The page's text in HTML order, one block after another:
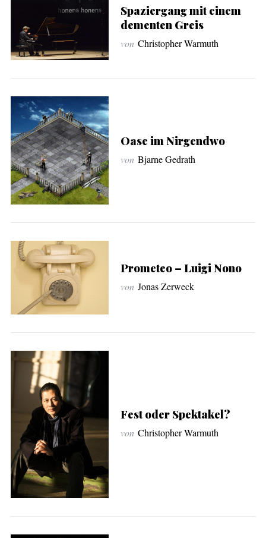
Spaziergang mit einem
dementen Greis
von Christopher Warmuth
Oase im Nirgendwo
von Bjarne Gedrath
Prometeo – Luigi Nono
von Jonas Zerweck
Fest oder Spektakel?
von Christopher Warmuth